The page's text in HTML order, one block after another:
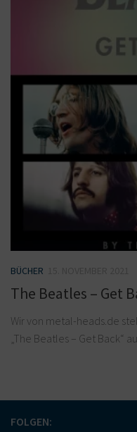
BÜCHER
The Beatles – Get
Wir von metal-heads.de
„The Beatles – Get Back“
FOLGEN: